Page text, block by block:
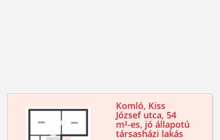
Komló, Kiss
József utca, 54
m²-es, jó állapotú
társasházi lakás